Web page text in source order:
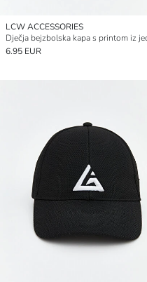
LCW ACCESSORIES
6.95 EUR